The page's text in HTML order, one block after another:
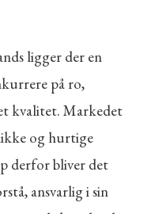
ligger der en
på ro,
kvalitet. Markedet
og hurtige
derfor bliver det
ansvarlig i sin